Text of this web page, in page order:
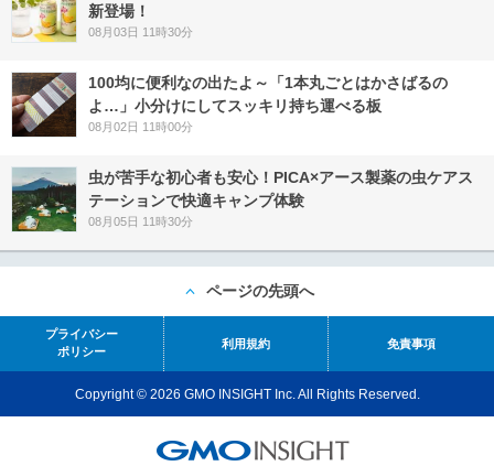
新登場！
08月03日 11時30分
100均に便利なの出たよ～「1本丸ごとはかさばるの
よ…」小分けにしてスッキリ持ち運べる板
08月02日 11時00分
虫が苦手な初心者も安心！PICA×アース製薬の虫ケアス
テーションで快適キャンプ体験
08月05日 11時30分
ページの先頭へ
プライバシー
ポリシー
利用規約 免責事項
Copyright © 2026 GMO INSIGHT Inc. All Rights Reserved.